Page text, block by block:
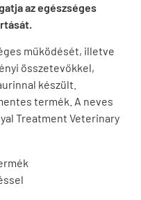
az egészséges
működését, illetve
összetevőkkel,
készült.
termék. A neves
Treatment Veterinary